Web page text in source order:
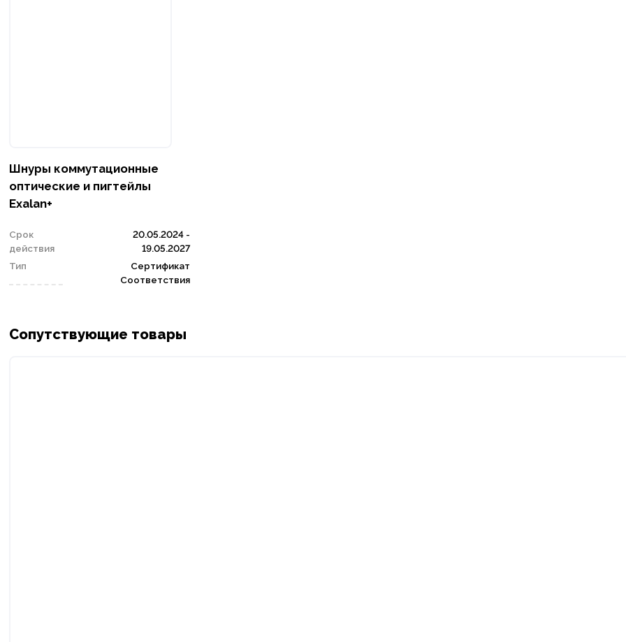
Шнуры коммутационные
оптические и пигтейлы
Exalan+
Срок
действия
20.05.2024 -
19.05.2027
Тип
Сертификат
Соответствия
Сопутствующие товары